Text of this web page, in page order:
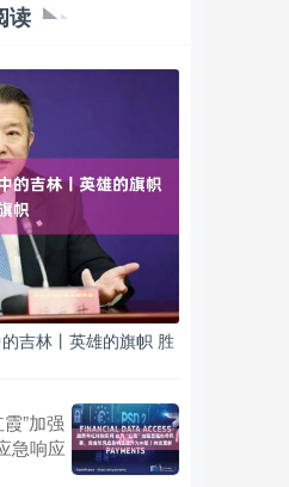
读
吉林丨英雄的旗帜 胜
”加强
急响应